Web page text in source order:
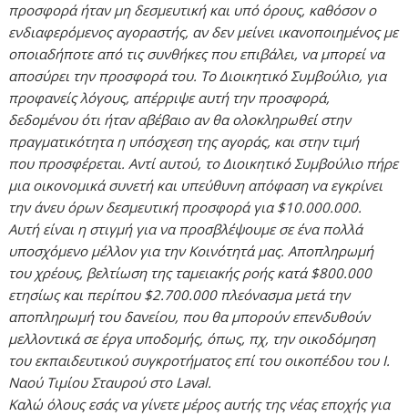
προσφορά ήταν μη δεσμευτική και υπό όρους, καθόσον ο
ενδιαφερόμενος αγοραστής, αν δεν μείνει ικανοποιημένος με
οποιαδήποτε από τις συνθήκες που επιβάλει, να μπορεί να
αποσύρει την προσφορά του. Το Διοικητικό Συμβούλιο, για
προφανείς λόγους, απέρριψε αυτή την προσφορά,
δεδομένου ότι ήταν αβέβαιο αν θα ολοκληρωθεί στην
πραγματικότητα η υπόσχεση της αγοράς, και στην τιμή
που προσφέρεται. Αντί αυτού, το Διοικητικό Συμβούλιο πήρε
μια οικονομικά συνετή και υπεύθυνη απόφαση να εγκρίνει
την άνευ όρων δεσμευτική προσφορά για $10.000.000.
Αυτή είναι η στιγμή για να προσβλέψουμε σε ένα πολλά
υποσχόμενο μέλλον για την Κοινότητά μας. Αποπληρωμή
του χρέους, βελτίωση της ταμειακής ροής κατά $800.000
ετησίως και περίπου $2.700.000 πλεόνασμα μετά την
αποπληρωμή του δανείου, που θα μπορούν επενδυθούν
μελλοντικά σε έργα υποδομής, όπως, πχ, την οικοδόμηση
του εκπαιδευτικού συγκροτήματος επί του οικοπέδου του Ι.
Ναού Τιμίου Σταυρού στο Laval.
Καλώ όλους εσάς να γίνετε μέρος αυτής της νέας εποχής για